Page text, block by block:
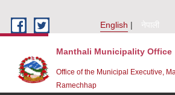
English
नेपाली
Manthali Municipality Office
Office of the Municipal Executive,
Ramechhap